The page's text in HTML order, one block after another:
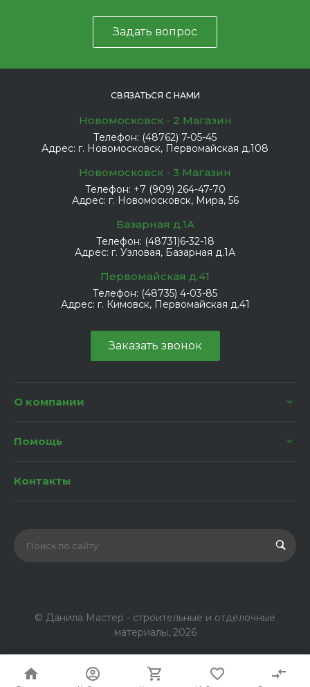
Задать вопрос
СВЯЗАТЬСЯ С НАМИ
Новомосковск - 2 Магазин
Телефон: (48762) 7-05-45
Адрес: г. Новомосковск, Первомайская д.108
Новомосковск - 3 Магазин
Телефон: +7 (909) 264-47-70
Адрес: г. Новомосковск, Мира, 56
Базарная д.1А
Телефон: (48731)6-32-18
Адрес: г. Узловая, Базарная д.1А
Первомайская д.41
Телефон: (48735) 4-03-85
Адрес: г. Кимовск, Первомайская д.41
Заказать звонок
О компании
Помощь
Контакты
© Данила Мастер - строительные и отделочные
материалы, 2026